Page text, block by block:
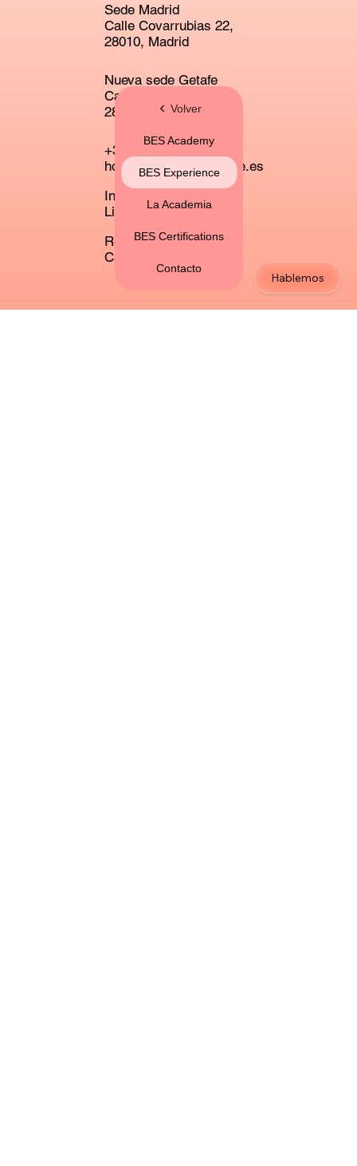
Sede Madrid
Calle Covarrubias 22,
28010, Madrid
Nueva sede Getafe
Calle Madrid 30,
28901, Getafe
+34 913 10 38 71
hola@escuelaexcelente.es
Instagram
Linkedin
Recursos gráficos
Calendario Excelente
Hablemos
Volver
BES Academy
BES Experience
La Academia
BES Certifications
Contacto